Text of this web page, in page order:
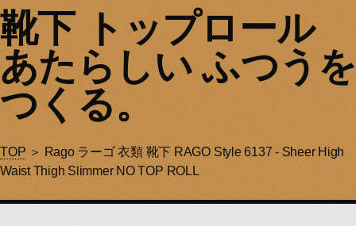
靴下 トップロール
あたらしい ふつうを
つくる。
TOP ＞ Rago ラーゴ 衣類 靴下 RAGO Style 6137 - Sheer High
Waist Thigh Slimmer NO TOP ROLL